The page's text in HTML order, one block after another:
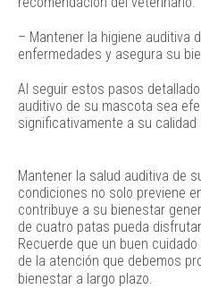
– Mantener la higiene auditiva
enfermedades y asegura su
Al seguir estos pasos
auditivo de su mascota sea
significativamente a su calidad
Mantener la salud auditiva de
condiciones no solo previene
contribuye a su bienestar
de cuatro patas pueda
Recuerde que un buen
de la atención que debemos
bienestar a largo plazo.